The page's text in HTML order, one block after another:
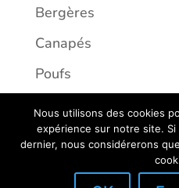
Bergères
Canapés
Poufs
Copyright 2026 -
Nous utilisons des cookies
expérience sur notre site.
dernier, nous considérerons